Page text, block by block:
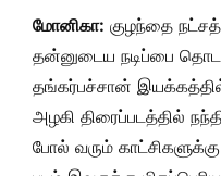
மோனிகா: குழந்தை
தன்னுடைய நடிப்பை
தங்கர்பச்சான்
அழகி திரைப்படத்தில்
போல் வரும்